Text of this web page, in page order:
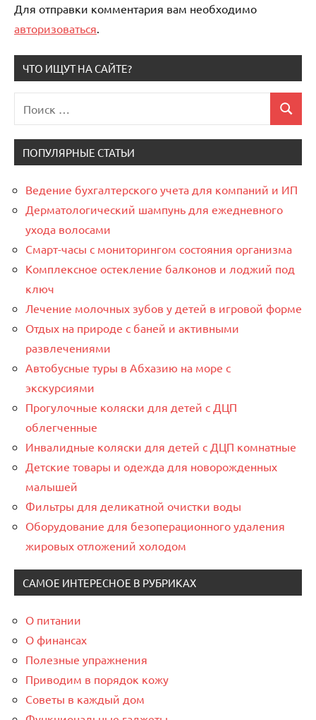
Для отправки комментария вам необходимо
авторизоваться
ЧТО ИЩУТ НА САЙТЕ?
для:
Поиск
ПОПУЛЯРНЫЕ СТАТЬИ
Ведение бухгалтерского учета для компаний и ИП
Дерматологический шампунь для ежедневного
ухода волосами
Смарт-часы с мониторингом состояния организма
Комплексное остекление балконов и лоджий под
ключ
Лечение молочных зубов у детей в игровой форме
Отдых на природе с баней и активными
развлечениями
Автобусные туры в Абхазию на море с
экскурсиями
Прогулочные коляски для детей с ДЦП
облегченные
Инвалидные коляски для детей с ДЦП комнатные
Детские товары и одежда для новорожденных
малышей
Фильтры для деликатной очистки воды
Оборудование для безоперационного удаления
жировых отложений холодом
САМОЕ ИНТЕРЕСНОЕ В РУБРИКАХ
О питании
О финансах
Полезные упражнения
Приводим в порядок кожу
Советы в каждый дом